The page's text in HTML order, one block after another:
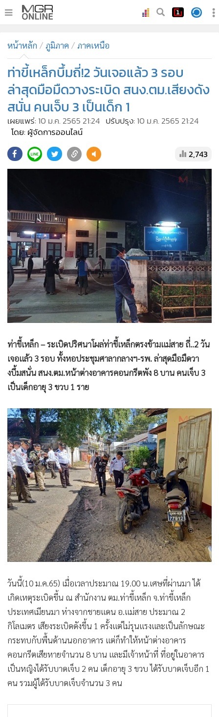
ทันเหตุการณ์
• ภาคใต้
ภูมิภาค
Online Section
• บันเทิง
ผู้จัดการรายวัน
• ละคร
• Good health & Well-being
• Green Innovation & SD
• Management & HR
• MGR Live
Infographic
• การเมือง
• ท่องเที่ยว
• กีฬา
• ต่างประเทศ
• Special Scoop
• เศรษฐกิจ-ธุรกิจ
• จีน
• อาชญากรรม
• Motoring
• เกม
• วิทยาศาสตร์
• SMEs
• หุ้น
• อินโดจีน
• กองทุนรวม
• Celeb Online
• Factcheck
• News1
• Gotomanager
หน้าหลัก ภูมิภาค ภาคเหนือ
ท่าขี้เหล็กบึ้มถี่!2 วันเจอแล้ว 3 รอบ
ล่าสุดมือมืดวางระเบิด สนง.ตม.เสียงดัง
สนั่น คนเจ็บ 3 เป็นเด็ก 1
เผยแพร่: 10 ม.ค. 2565 21:24 ปรับปรุง: 10 ม.ค. 2565 21:24
โดย: ผู้จัดการออนไลน์
2,743
ท่าขี้เหล็ก – ระเบิดปริศนาโผล่ท่าขี้เหล็กตรงข้ามแม่สาย ถี่..2 วัน
เจอแล้ว 3 รอบ ทั้งหอประชุมศาลากลางฯ-รพ. ล่าสุดมือมืดวา
งบึ้มสนั่น สนง.ตม.หน้าต่างอาคารคอนกรีตพัง 8 บาน คนเจ็บ 3
เป็นเด็กอายุ 3 ขวบ 1 ราย
วันนี้(10 ม.ค.65) เมื่อเวลาประมาณ 19.00 น.เศษที่ผ่านมา ได้
เกิดเหตุระเบิดขี้น ณ สำนักงาน ตม.ท่าขี้เหล็ก จ.ท่าขี้เหล็ก
ประเทศเมียนมา ห่างจากชายแดน อ.แม่สาย ประมาณ 2
กิโลเมตร เสียงระเบิดดังขึ้น 1 ครั้งแต่ไม่รุนแรงและเป็นลักษณะ
กระทบกับพื้นด้านนอกอาคาร แต่ก็ทำให้หน้าต่างอาคาร
คอนกรีตเสียหายจำนวน 8 บาน และมีเจ้าหน้าที่ ที่อยู่ในอาคาร
เป็นหญิงได้รับบาดเจ็บ 2 คน เด็กอายุ 3 ขวบ ได้รับบาดเจ็บอีก 1
คน รวมผู้ได้รับบาดเจ็บจำนวน 3 คน